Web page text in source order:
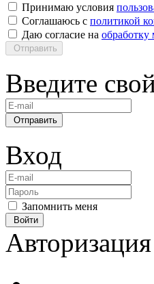
Принимаю условия
Соглашаюсь с политикой
Даю согласие на
Отправить
Введите
Отправить
Вход
Запомнить меня
Войти